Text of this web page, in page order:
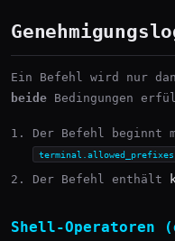
Ein Befehl wird nur
beide Bedingungen
Der Befehl beginnt
terminal.allowed_prefixes
Der Befehl enthält
Shell-Operatoren